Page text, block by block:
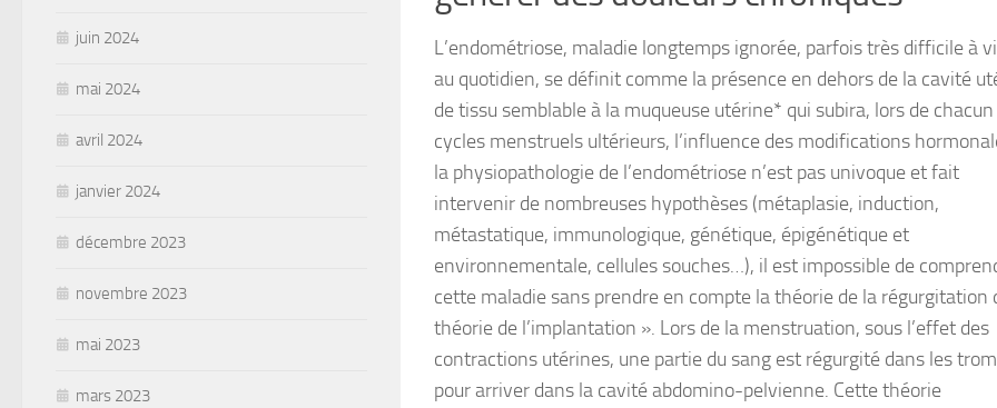
L’endométriose, maladie longtemps ignorée, parfois très difficile à
au quotidien, se définit comme la présence en dehors de la cavité
de tissu semblable à la muqueuse utérine* qui subira, lors de
cycles menstruels ultérieurs, l’influence des modifications
la physiopathologie de l’endométriose n’est pas univoque et fait
intervenir de nombreuses hypothèses (métaplasie, induction,
métastatique, immunologique, génétique, épigénétique et
environnementale, cellules souches…), il est impossible de
cette maladie sans prendre en compte la théorie de la régurgitation
théorie de l’implantation ». Lors de la menstruation, sous l’effet des
contractions utérines, une partie du sang est régurgité dans les
pour arriver dans la cavité abdomino-pelvienne. Cette théorie
juin 2024
mai 2024
avril 2024
janvier 2024
décembre 2023
novembre 2023
mai 2023
mars 2023